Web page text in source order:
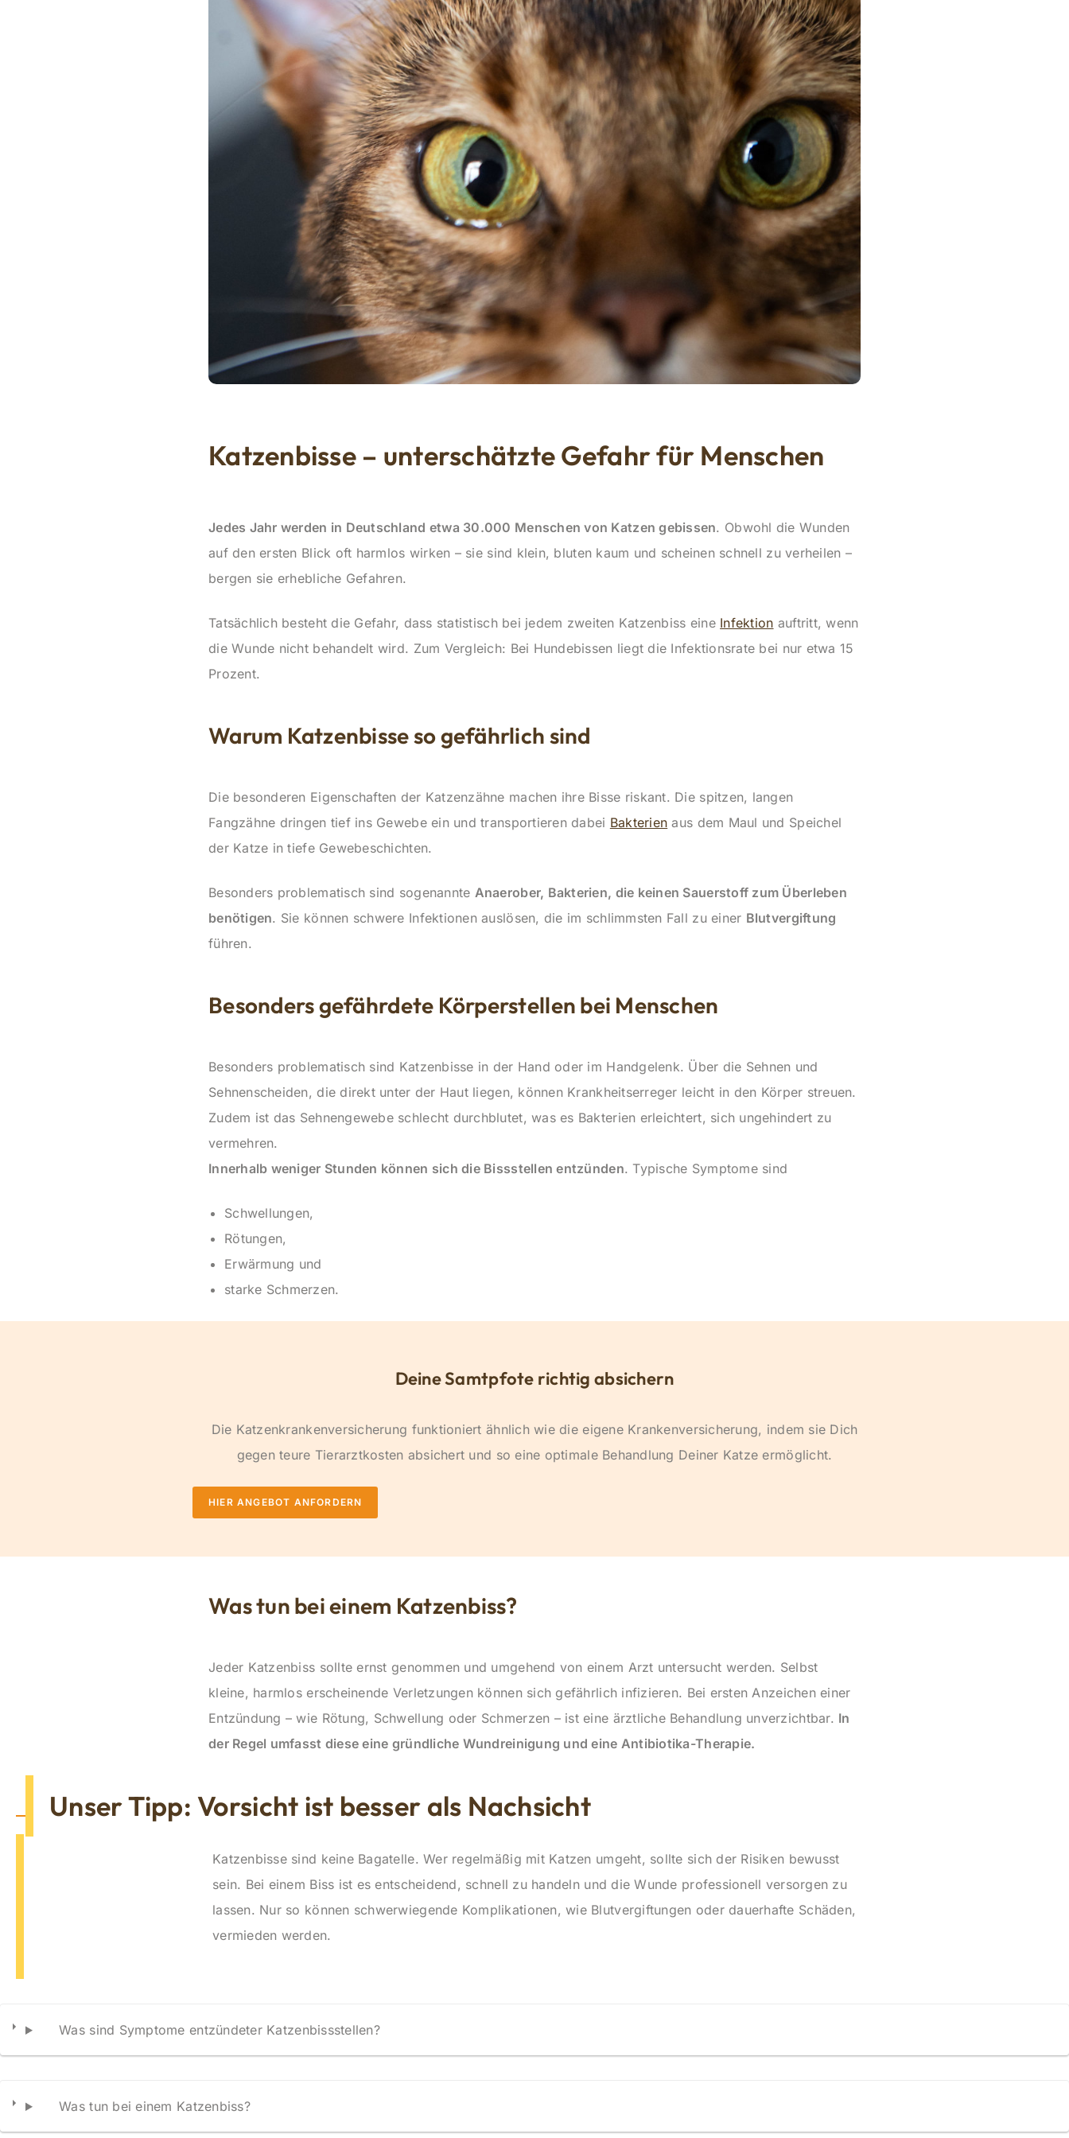
Katzenbisse – unterschätzte Gefahr für Menschen
Jedes Jahr werden in Deutschland etwa 30.000 Menschen von Katzen gebissen. Obwohl die Wunden
auf den ersten Blick oft harmlos wirken – sie sind klein, bluten kaum und scheinen schnell zu verheilen –
bergen sie erhebliche Gefahren.
Tatsächlich besteht die Gefahr, dass statistisch bei jedem zweiten Katzenbiss eine Infektion auftritt, wenn
die Wunde nicht behandelt wird. Zum Vergleich: Bei Hundebissen liegt die Infektionsrate bei nur etwa 15
Prozent.
Warum Katzenbisse so gefährlich sind
Die besonderen Eigenschaften der Katzenzähne machen ihre Bisse riskant. Die spitzen, langen
Fangzähne dringen tief ins Gewebe ein und transportieren dabei Bakterien aus dem Maul und Speichel
der Katze in tiefe Gewebeschichten.
Besonders problematisch sind sogenannte Anaerober, Bakterien, die keinen Sauerstoff zum Überleben
benötigen. Sie können schwere Infektionen auslösen, die im schlimmsten Fall zu einer Blutvergiftung
führen.
Besonders gefährdete Körperstellen bei Menschen
Besonders problematisch sind Katzenbisse in der Hand oder im Handgelenk. Über die Sehnen und
Sehnenscheiden, die direkt unter der Haut liegen, können Krankheitserreger leicht in den Körper streuen.
Zudem ist das Sehnengewebe schlecht durchblutet, was es Bakterien erleichtert, sich ungehindert zu
vermehren.
Innerhalb weniger Stunden können sich die Bissstellen entzünden. Typische Symptome sind
Schwellungen,
Rötungen,
Erwärmung und
starke Schmerzen.
Deine Samtpfote richtig absichern
Die Katzenkrankenversicherung funktioniert ähnlich wie die eigene Krankenversicherung, indem sie Dich
gegen teure Tierarztkosten absichert und so eine optimale Behandlung Deiner Katze ermöglicht.
HIER ANGEBOT ANFORDERN
Was tun bei einem Katzenbiss?
Jeder Katzenbiss sollte ernst genommen und umgehend von einem Arzt untersucht werden. Selbst
kleine, harmlos erscheinende Verletzungen können sich gefährlich infizieren. Bei ersten Anzeichen einer
Entzündung – wie Rötung, Schwellung oder Schmerzen – ist eine ärztliche Behandlung unverzichtbar. In
der Regel umfasst diese eine gründliche Wundreinigung und eine Antibiotika-Therapie.
Unser Tipp: Vorsicht ist besser als Nachsicht
Katzenbisse sind keine Bagatelle. Wer regelmäßig mit Katzen umgeht, sollte sich der Risiken bewusst
sein. Bei einem Biss ist es entscheidend, schnell zu handeln und die Wunde professionell versorgen zu
lassen. Nur so können schwerwiegende Komplikationen, wie Blutvergiftungen oder dauerhafte Schäden,
vermieden werden.
Was sind Symptome entzündeter Katzenbissstellen?
Was tun bei einem Katzenbiss?